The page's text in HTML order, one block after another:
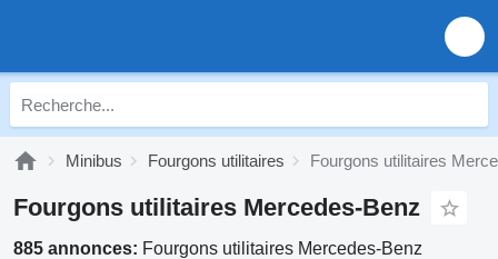
Minibus Fourgons utilitaires Fourgons utilitaires
Fourgons utilitaires Mercedes-Benz
885 annonces: Fourgons utilitaires Mercedes-Benz